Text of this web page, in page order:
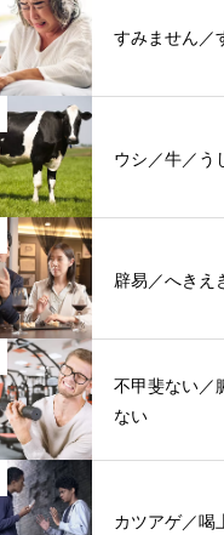
すみません／
ウシ／牛／うし
辟易／へきえ
不甲斐ない／
ない
カツアゲ／喝